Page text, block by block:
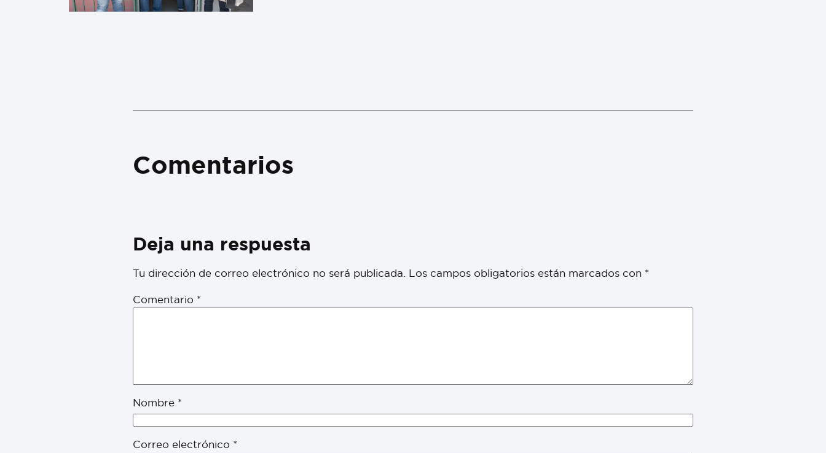
Comentarios
Deja una respuesta
Tu dirección de correo electrónico no será publicada. Los campos obligatorios están marcados con *
Comentario *
Nombre *
Correo electrónico *